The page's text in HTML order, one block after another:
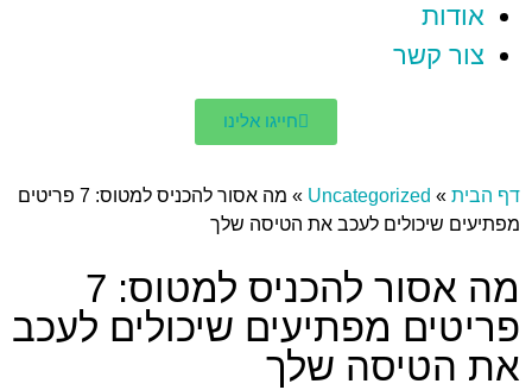
אודות
צור קשר
חייגו אלינו
דף הבית »
Uncategorized
»
מה אסור להכניס למטוס: 7 פריטים
מפתיעים שיכולים לעכב את הטיסה שלך
מה אסור להכניס למטוס: 7
פריטים מפתיעים שיכולים לעכב
את הטיסה שלך